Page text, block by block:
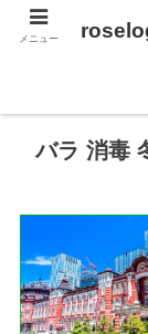
バラ 消毒
メニュー